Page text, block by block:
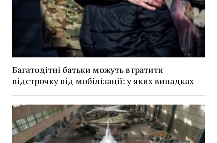
Багатодітні батьки можуть втратити
відстрочку від мобілізації: у яких випадках